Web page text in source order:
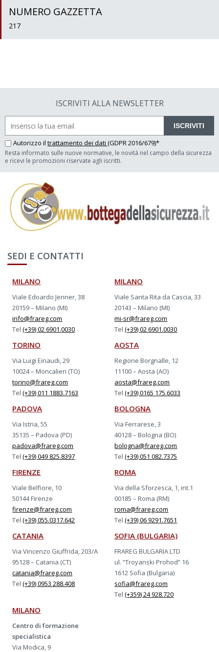
NUMERO GAZZETTA
217
ISCRIVITI ALLA NEWSLETTER
ISCRIVITI
Autorizzo il trattamento dei dati (GDPR 2016/679)*
Resta informato sulle nuove normative, le novità nel campo della sicurezza
e ricevi le promozioni riservate agli iscritti.
SEDI E CONTATTI
MILANO
Viale Edoardo Jenner, 38
20159 – Milano (MI)
info@frareg.com
Tel(+39) 02 6901.0030
MILANO
Viale Santa Rita da Cascia, 33
20143 – Milano (MI)
mi-sr@frareg.com
Tel(+39) 02 6901.0030
TORINO
Via Luigi Einaudi, 29
10024 – Moncalieri (TO)
torino@frareg.com
Tel(+39) 011 1883.7163
AOSTA
Regione Borgnalle, 12
11100 – Aosta (AO)
aosta@frareg.com
Tel(+39) 0165 175.6033
PADOVA
Via Istria, 55
35135 – Padova (PD)
padova@frareg.com
Tel(+39) 049 825.8397
BOLOGNA
Via Ferrarese, 3
40128 – Bologna (BO)
bologna@frareg.com
Tel(+39) 051 082.7375
FIRENZE
Viale Belfiore, 10
50144 Firenze
firenze@frareg.com
Tel(+39) 055.0317.642
ROMA
Via della Sforzesca, 1, int.1
00185 – Roma (RM)
roma@frareg.com
Tel(+39) 06 9291.7651
CATANIA
Via Vincenzo Giuffrida, 203/A
95128 – Catania (CT)
catania@frareg.com
Tel(+39) 0953 288.408
SOFIA (BULGARIA)
FRAREG BULGARIA LTD
ul. “Troyanski Prohod” 16
1612 Sofia (Bulgaria)
sofia@frareg.com
Tel(+359) 24 928.720
MILANO
Centro di formazione
specialistica
Via Modica, 9